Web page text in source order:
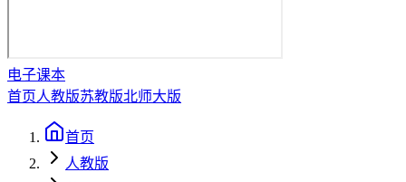
电子课本
首页人教版苏教版北师大版
首页
人教版